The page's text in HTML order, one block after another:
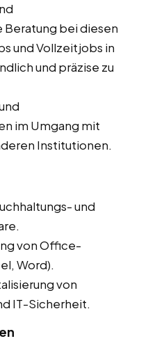
bei diesen
und Vollzeitjobs in
und präzise zu
im Umgang mit
Institutionen.
und
von Office-
Word).
von
IT-Sicherheit.